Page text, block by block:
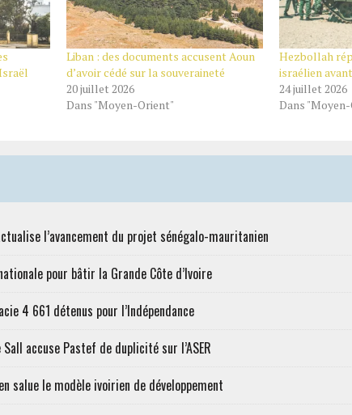
Liban : des documents accusent Aoun
d’avoir cédé sur la souveraineté
20 juillet 2026
Dans "Moyen-Orient"
Hezbollah
israélien
24 juillet 2026
Dans
l’avancement du projet sénégalo-mauritanien
pour bâtir la Grande Côte d’Ivoire
4 661 détenus pour l’Indépendance
accuse Pastef de duplicité sur l’ASER
salue le modèle ivoirien de développement